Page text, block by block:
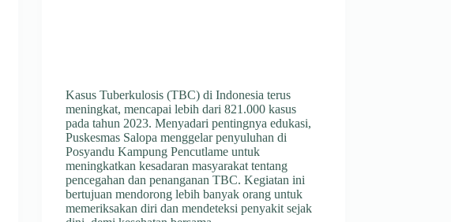
Kasus Tuberkulosis (TBC) di Indonesia terus
meningkat, mencapai lebih dari 821.000 kasus
pada tahun 2023. Menyadari pentingnya edukasi,
Puskesmas Salopa menggelar penyuluhan di
Posyandu Kampung Pencutlame untuk
meningkatkan kesadaran masyarakat tentang
pencegahan dan penanganan TBC. Kegiatan ini
bertujuan mendorong lebih banyak orang untuk
memeriksakan diri dan mendeteksi penyakit sejak